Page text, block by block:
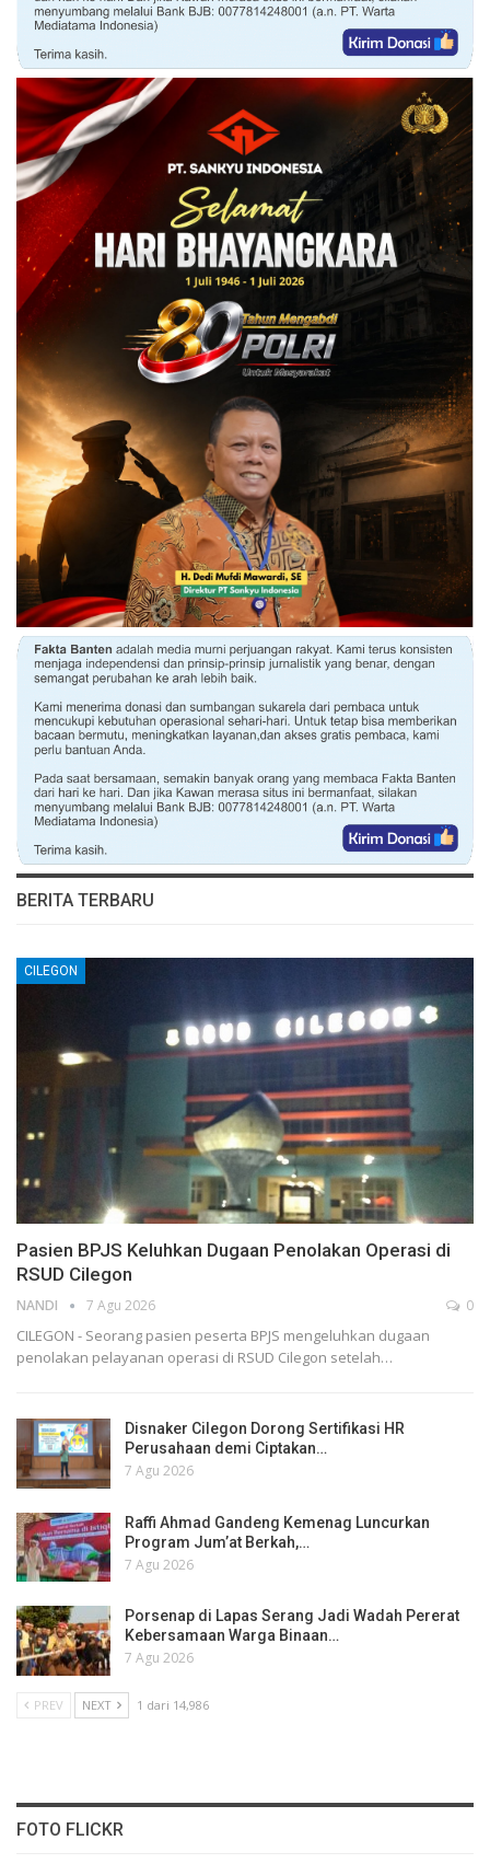
BERITA TERBARU
CILEGON
Pasien BPJS Keluhkan Dugaan Penolakan Operasi di
RSUD Cilegon
NANDI 7 Agu 2026 0
CILEGON - Seorang pasien peserta BPJS mengeluhkan dugaan
penolakan pelayanan operasi di RSUD Cilegon setelah…
Disnaker Cilegon Dorong Sertifikasi HR
Perusahaan demi Ciptakan…
7 Agu 2026
Raffi Ahmad Gandeng Kemenag Luncurkan
Program Jum’at Berkah,…
7 Agu 2026
Porsenap di Lapas Serang Jadi Wadah Pererat
Kebersamaan Warga Binaan…
7 Agu 2026
PREV NEXT 1 dari 14,986
FOTO FLICKR